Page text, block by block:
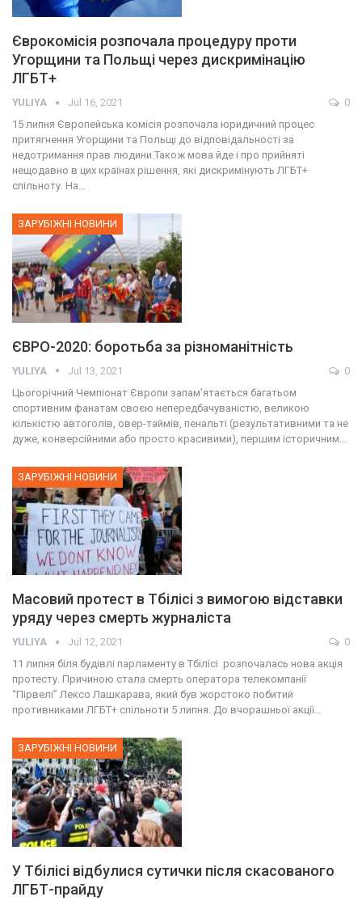
Єврокомісія розпочала процедуру проти
Угорщини та Польщі через дискримінацію
ЛГБТ+
YULIYA Jul 16, 2021
0
15 липня Європейська комісія розпочала юридичний процес
притягнення Угорщини та Польщі до відповідальності за
недотримання прав людини.Також мова йде і про прийняті
нещодавно в цих країнах рішення, які дискримінують ЛГБТ+
спільноту. На…
ЗАРУБІЖНІ НОВИНИ
ЄВРО-2020: боротьба за різноманітність
YULIYA Jul 13, 2021
0
Цьогорічний Чемпіонат Європи запам’ятається багатьом
спортивним фанатам своєю непередбачуваністю, великою
кількістю автоголів, овер-таймів, пенальті (результативними та не
дуже, конверсійними або просто красивими), першим історичним…
ЗАРУБІЖНІ НОВИНИ
Масовий протест в Тбілісі з вимогою відставки
уряду через смерть журналіста
YULIYA Jul 12, 2021
0
11 липня біля будівлі парламенту в Тбілісі розпочалась нова акція
протесту. Причиною стала смерть оператора телекомпанії
“Пірвелі” Лексо Лашкарава, який був жорстоко побитий
противниками ЛГБТ+ спільноти 5 липня. До вчорашньої акції…
ЗАРУБІЖНІ НОВИНИ
У Тбілісі відбулися сутички після скасованого
ЛГБТ-прайду